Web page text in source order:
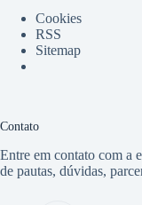
Cookies
RSS
Sitemap
Contato
Entre em contato com a
de pautas, dúvidas,